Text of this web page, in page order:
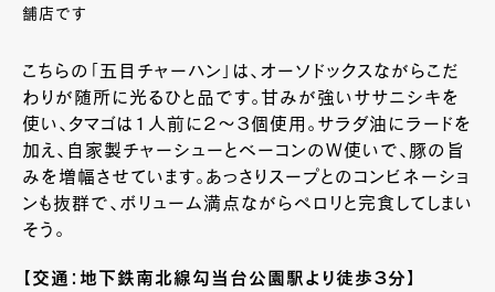
舗店です
こちらの「五目チャーハン」は、オーソドックスながらこだ
わりが随所に光るひと品です。甘みが強いササニシキを
使い、タマゴは１人前に２～３個使用。サラダ油にラードを
加え、自家製チャーシューとベーコンのＷ使いで、豚の旨
みを増幅させています。あっさりスープとのコンビネーショ
ンも抜群で、ボリューム満点ながらペロリと完食してしまい
そう。
【交通：地下鉄南北線勾当台公園駅より徒歩３分】